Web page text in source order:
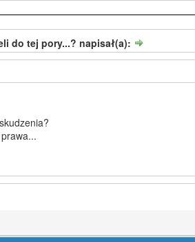
do tej pory...? napisał(a):